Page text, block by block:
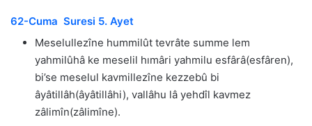
62-Cuma Suresi 5. Ayet
Meselullezîne hummilût tevrâte summe lem
yahmilûhâ ke meselil hımâri yahmilu esfârâ(esfâren),
bi’se meselul kavmillezîne kezzebû bi
âyâtillâh(âyâtillâhi), vallâhu lâ yehdîl kavmez
zâlimîn(zâlimîne).